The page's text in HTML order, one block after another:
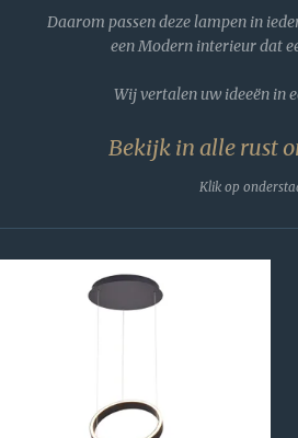
Daarom passen deze lampen in
een Modern interieur dat
Wij vertalen uw ideeën in
Bekijk in alle rust
Klik op